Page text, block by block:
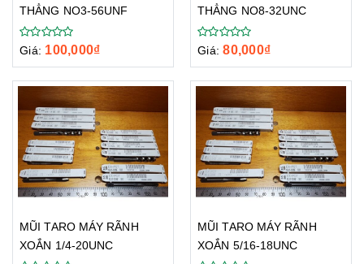
THẲNG NO3-56UNF
Giá: 100,000₫
THẲNG NO8-32UNC
Giá: 80,000₫
MŨI TARO MÁY RÃNH
XOẮN 1/4-20UNC
MŨI TARO MÁY RÃNH
XOẮN 5/16-18UNC